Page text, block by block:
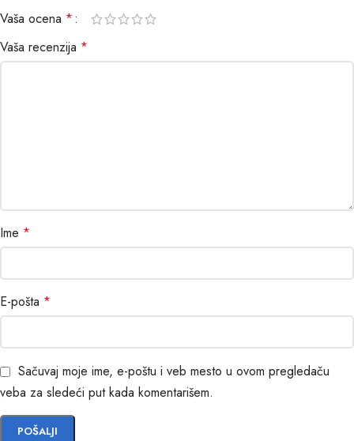
Vaša ocena *
Vaša recenzija *
Ime *
E-pošta *
Sačuvaj moje ime, e-poštu i veb mesto u ovom pregledaču
veba za sledeći put kada komentarišem.